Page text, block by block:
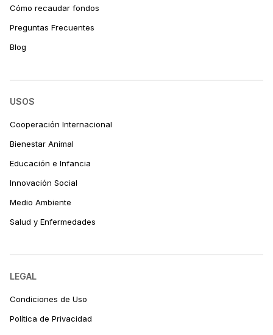
Cómo recaudar fondos
Preguntas Frecuentes
Blog
USOS
Cooperación Internacional
Bienestar Animal
Educación e Infancia
Innovación Social
Medio Ambiente
Salud y Enfermedades
LEGAL
Condiciones de Uso
Política de Privacidad